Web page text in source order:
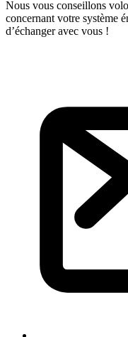
Nous vous conseillons
concernant votre système
d’échanger avec vous !